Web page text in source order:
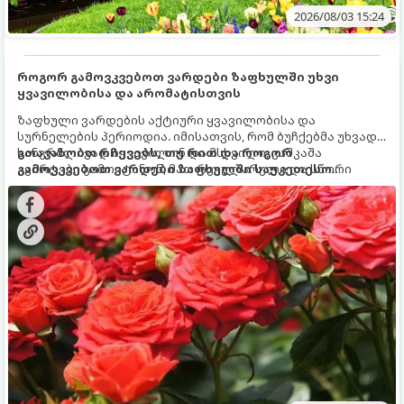
2026/08/03 15:24
როგორ გამოვკვებოთ ვარდები ზაფხულში უხვი
ყვავილობისა და არომატისთვის
ზაფხული ვარდების აქტიური ყვავილობისა და
სურნელების პერიოდია. იმისათვის, რომ ბუჩქებმა უხვად,
ხანგრძლივად იყვავილონ და მსხვილი, კაშკაშა
კვირტები გამოიტანონ, მათ რეგულარული და სწორი
გამოკვება სჭირდებათ. ზაფხულის პერიოდში მცენარის
მოთხოვნილებები იცვლება, ამიტომ მნიშვნელოვანია
ვიცოდეთ, რომელი სასუქები გამოიყენება ამ დროს.
გთავაზობთ რჩევებს, თუ რით და როგორ
გამოვკვებოთ ვარდები ზაფხულში საუკეთესო
შედეგის მისაღწევად: